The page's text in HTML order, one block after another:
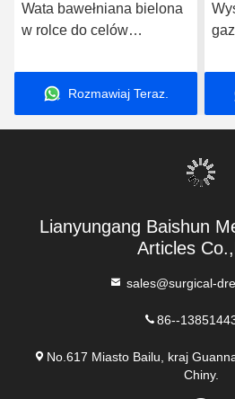
Wata bawełniana bielona
w rolce do celów
materiału ekologicznego
Rozmawiaj Teraz.
Lianyungang Baishun
Articles
sales@surgical-
86--
No.617 Miasto Bailu, kraj
Chiny.